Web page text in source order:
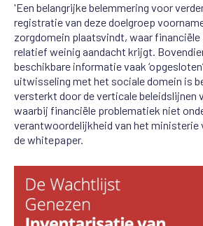
'Een belangrijke belemmering voor
registratie van deze doelgroep
zorgdomein plaatsvindt, waar
relatief weinig aandacht krijgt.
beschikbare informatie vaak
uitwisseling met het sociale domein is
versterkt door de verticale beleidslijnen
waarbij financiële problematiek niet
verantwoordelijkheid van het ministerie
de whitepaper.